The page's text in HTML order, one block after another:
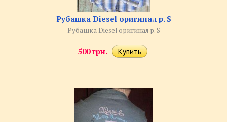
Рубашка Diesel оригинал р. S
Рубашка Diesel оригинал р. S
500 грн.